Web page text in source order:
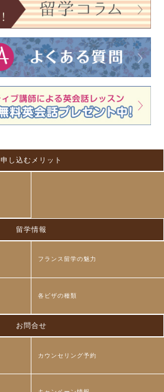
申し込むメリット
留学情報
フランス留学の魅力
各ビザの種類
お問合せ
カウンセリング予約